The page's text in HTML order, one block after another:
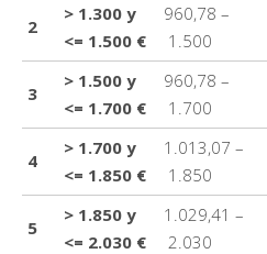
2
> 1.300 y
<= 1.500 €
960,78 –
1.500
3
> 1.500 y
<= 1.700 €
960,78 –
1.700
4
> 1.700 y
<= 1.850 €
1.013,07 –
1.850
5
> 1.850 y
<= 2.030 €
1.029,41 –
2.030